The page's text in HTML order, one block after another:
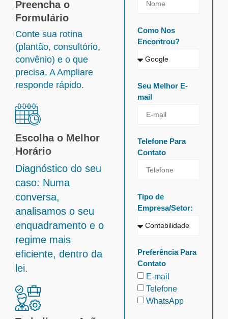
Preencha o
Formulário
Conte sua rotina
(plantão, consultório,
convênio) e o que
precisa. A Ampliare
responde rápido.
Escolha o Melhor
Horário
Diagnóstico do seu
caso: Numa
conversa,
analisamos o seu
enquadramento e o
regime mais
eficiente, dentro da
lei.
Como Nos
Encontrou?
Seu Melhor E-
mail
Telefone Para
Contato
Tipo de
Empresa/Setor:
Preferência Para
Contato
E-mail
Telefone
WhatsApp